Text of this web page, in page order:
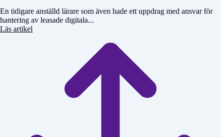
En tidigare anställd lärare som även hade ett uppdrag med ansvar för
hantering av leasade digitala...
Läs artikel